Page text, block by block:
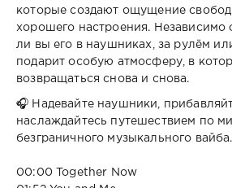
которые создают ощущение
хорошего настроения. Независимо
ли вы его в наушниках, за рулём
подарит особую атмосферу, в
возвращаться снова и снова.
🎧 Надевайте наушники,
наслаждайтесь путешествием по
безграничного музыкального вайба.
00:00 Together Now